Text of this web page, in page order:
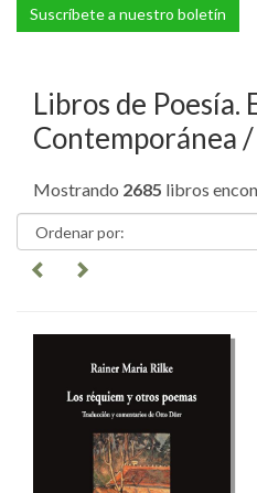
Suscríbete a nuestro boletín
Libros de Poesía.
Contemporánea
Mostrando 2685 libros